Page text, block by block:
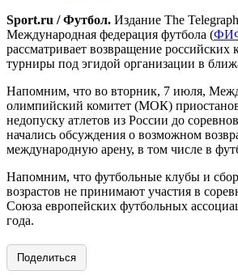
Sport.ru / Футбол. Издание The
Международная федерация футбола (
рассматривает возвращение российских
турниры под эгидой организации в
Напомним, что во вторник, 7 июля,
олимпийский комитет (МОК)
недопуску атлетов из России до
начались обсуждения о возможном
международную арену, в том числе в
Напомним, что футбольные клубы и
возрастов не принимают участия в
Союза европейских футбольных
года.
Поделиться